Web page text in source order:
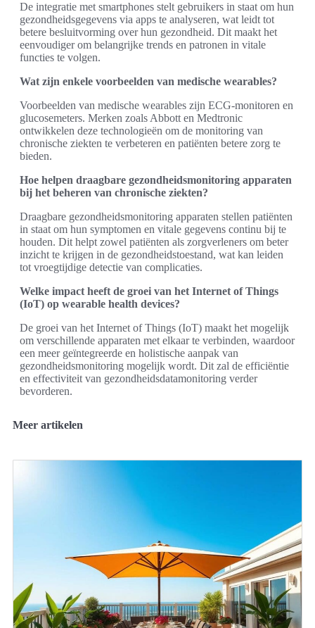
De integratie met smartphones stelt gebruikers in staat om hun
gezondheidsgegevens via apps te analyseren, wat leidt tot
betere besluitvorming over hun gezondheid. Dit maakt het
eenvoudiger om belangrijke trends en patronen in vitale
functies te volgen.
Wat zijn enkele voorbeelden van medische wearables?
Voorbeelden van medische wearables zijn ECG-monitoren en
glucosemeters. Merken zoals Abbott en Medtronic
ontwikkelen deze technologieën om de monitoring van
chronische ziekten te verbeteren en patiënten betere zorg te
bieden.
Hoe helpen draagbare gezondheidsmonitoring apparaten
bij het beheren van chronische ziekten?
Draagbare gezondheidsmonitoring apparaten stellen patiënten
in staat om hun symptomen en vitale gegevens continu bij te
houden. Dit helpt zowel patiënten als zorgverleners om beter
inzicht te krijgen in de gezondheidstoestand, wat kan leiden
tot vroegtijdige detectie van complicaties.
Welke impact heeft de groei van het Internet of Things
(IoT) op wearable health devices?
De groei van het Internet of Things (IoT) maakt het mogelijk
om verschillende apparaten met elkaar te verbinden, waardoor
een meer geïntegreerde en holistische aanpak van
gezondheidsmonitoring mogelijk wordt. Dit zal de efficiëntie
en effectiviteit van gezondheidsdatamonitoring verder
bevorderen.
Meer artikelen